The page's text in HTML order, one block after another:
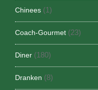
Chinees (1)
Coach-Gourmet (23)
Diner (180)
Dranken (8)